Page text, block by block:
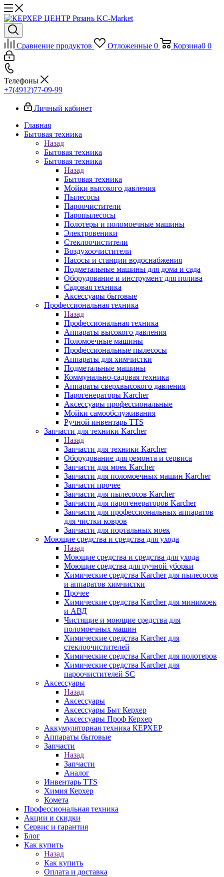
Сравнение продуктов Отложенные 0 Корзина0 0
Телефоны
+7(4912)77-09-99
Личный кабинет
Главная
Бытовая техника
Назад
Бытовая техника
Бытовая техника
Назад
Бытовая техника
Мойки высокого давления
Пылесосы
Пароочистители
Паропылесосы
Полотеры и поломоечные машины
Электровеники
Стеклоочистители
Воздухоочистители
Насосы и станции водоснабжения
Подметальные машины для дома и сада
Оборудование и инструмент для полива
Садовая техника
Аксессуары бытовые
Профессиональная техника
Назад
Профессиональная техника
Аппараты высокого давления
Поломоечные машины
Профессиональные пылесосы
Аппараты для химчистки
Подметальные машины
Коммунально-садовая техника
Аппараты сверхвысокого давления
Парогенераторы Karcher
Аксессуары профессиональные
Мойки самообслуживания
Ручной инвентарь TTS
Запчасти для техники Karcher
Назад
Запчасти для техники Karcher
Оборудование для ремонта и сервиса
Запчасти для моек Karcher
Запчасти для поломоечных машин Karcher
Запчасти прочее
Запчасти для пылесосов Karcher
Запчасти для парогенераторов Karcher
Запчасти для профессиональных аппаратов
для чистки ковров
Запчасти для портальных моек
Моющие средства и средства для ухода
Назад
Моющие средства и средства для ухода
Моющие средства для ручной уборки
Химические средства Karcher для пылесосов
и аппаратов химчистки
Прочее
Химические средства Karcher для минимоек
и АВД
Чистящие и моющие средства для
поломоечных машин
Химические средства Karcher для
стеклоочистителей
Химические средства Karcher для полотеров
Химические средства Karcher для
пароочистителей SC
Аксессуары
Назад
Аксессуары
Аксессуары Быт Керхер
Аксессуары Проф Керхер
Аккумуляторная техника КЕРХЕР
Аппараты бытовые
Запчасти
Назад
Запчасти
Аналог
Инвентарь TTS
Химия Керхер
Комета
Профессиональная техника
Акции и скидки
Сервис и гарантия
Блог
Как купить
Назад
Как купить
Оплата и доставка